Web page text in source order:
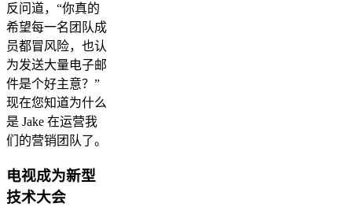
反问道，“你真的
希望每一名团队成
员都冒风险，也认
为发送大量电子邮
件是个好主意？”
现在您知道为什么
是 Jake 在运营我
们的营销团队了。
电视成为新型
技术大会